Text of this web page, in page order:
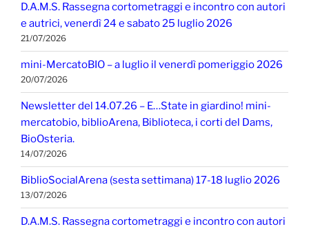
D.A.M.S. Rassegna cortometraggi e incontro con autori
e autrici, venerdì 24 e sabato 25 luglio 2026
21/07/2026
mini-MercatoBIO – a luglio il venerdì pomeriggio 2026
20/07/2026
Newsletter del 14.07.26 – E…State in giardino! mini-
mercatobio, biblioArena, Biblioteca, i corti del Dams,
BioOsteria.
14/07/2026
BiblioSocialArena (sesta settimana) 17-18 luglio 2026
13/07/2026
D.A.M.S. Rassegna cortometraggi e incontro con autori